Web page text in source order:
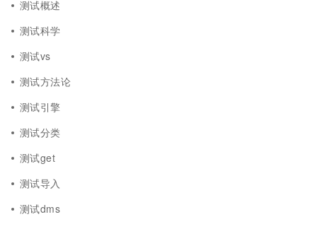
测试概述
测试科学
测试vs
测试方法论
测试引擎
测试分类
测试get
测试导入
测试dms